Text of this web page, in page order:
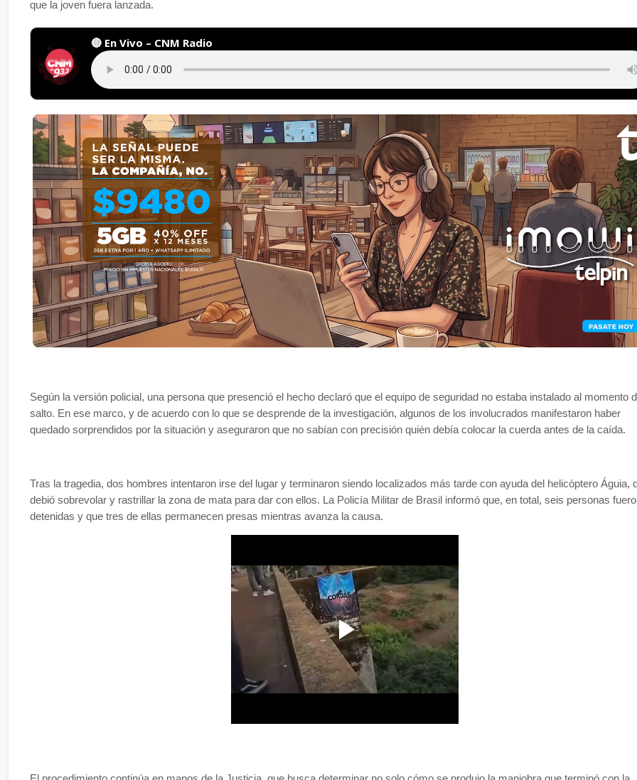
que la joven fuera lanzada.
🔴 En Vivo – CNM Radio
Según la versión policial, una persona que presenció el hecho declaró que el equipo de seguridad no estaba instalado al momento
salto. En ese marco, y de acuerdo con lo que se desprende de la investigación, algunos de los involucrados manifestaron haber
quedado sorprendidos por la situación y aseguraron que no sabían con precisión quién debía colocar la cuerda antes de la caída.
Tras la tragedia, dos hombres intentaron irse del lugar y terminaron siendo localizados más tarde con ayuda del helicóptero Águia,
debió sobrevolar y rastrillar la zona de mata para dar con ellos. La Policía Militar de Brasil informó que, en total, seis personas
detenidas y que tres de ellas permanecen presas mientras avanza la causa.